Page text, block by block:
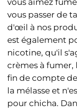
vous passer de
d'œil à nos
est également
nicotine, qu'il
crèmes à
fin de compte
la mélasse et
pour chicha.